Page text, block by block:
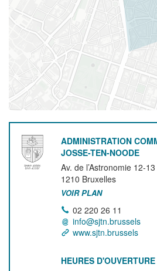
ADMINISTRATION
JOSSE-TEN-NOODE
Av. de l’Astronomie 12-13
1210 Bruxelles
VOIR PLAN
02 220 26 11
info@sjtn.brussels
www.sjtn.brussels
HEURES D'OUVERTURE